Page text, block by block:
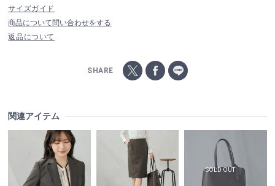
サイズガイド
商品について問い合わせをする
返品について
SHARE
関連アイテム